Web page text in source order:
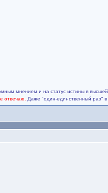
мнением и на статус истины в высшей
отвечаю. Даже "один-единственный раз" в